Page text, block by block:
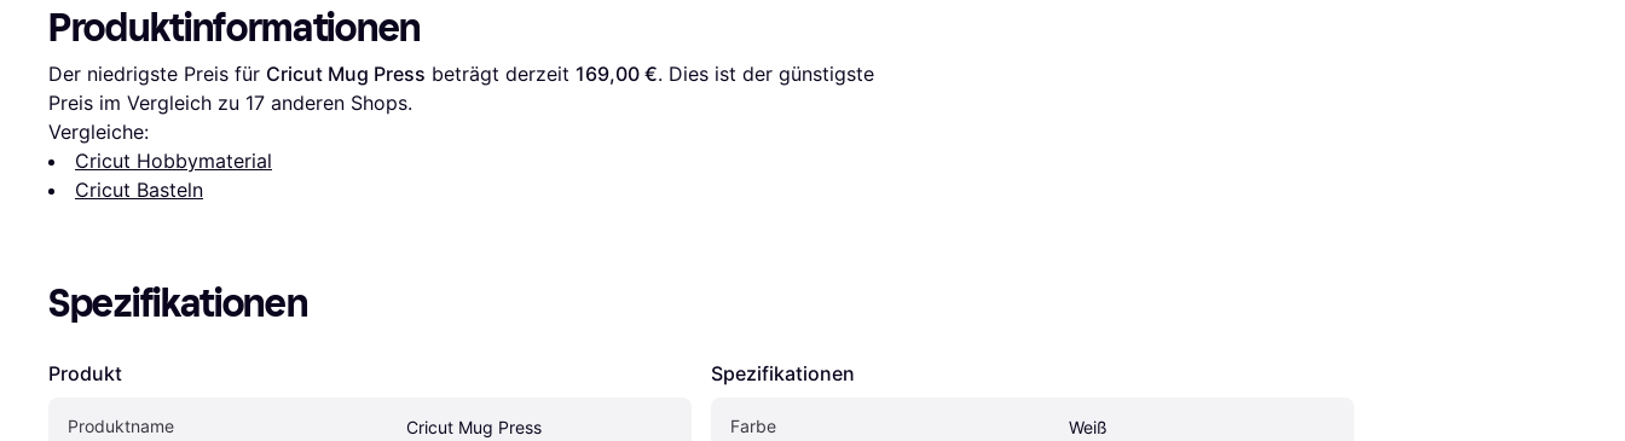
Produktinformationen
Der niedrigste Preis für Cricut Mug Press beträgt derzeit 169,00 €. Dies ist der günstigste
Preis im Vergleich zu 17 anderen Shops.
Vergleiche:
Cricut Hobbymaterial
Cricut Basteln
Spezifikationen
Produkt
Produktname Cricut Mug Press
Spezifikationen
Farbe Weiß